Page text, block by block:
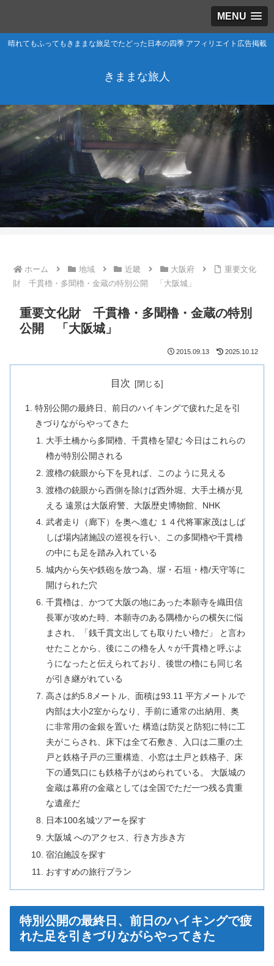
MENU
晴れてもふってもきままな旅足でたどった日本の四季 アフィリエイト広告掲載
きままな旅人
ホーム 地域 近畿 大阪府
重要文化
財 千貫櫓・多聞櫓・金蔵の特別公開 「大阪城」
重要文化財 千貫櫓・多聞櫓・金蔵の特別
公開 「大阪城」
2015.09.13 2025.10.12
目次
特別公開の最終日、前日のハイキングで疲れた足を引
きづりながらやってきた
大手土橋から多聞櫓、千貫櫓を望む 今日はこれらの
櫓が特別公開される
渡櫓の銃眼から下を見れば、このように見える
渡櫓の銃眼から西側を除けば西外堀、大手土橋が見
える 遠景は大阪府警、大阪歴史博物館、NHK
武者走り（廊下）を奥へ進む １４代将軍家茂はしば
しば場内諸施設の巡視を行い、この多聞櫓や千貫櫓
の中にも足を踏み入れている
城内から矢や鉄砲を放つ為、塀・石垣・櫓/天守等に
開けられた穴
千貫櫓は、かつて大阪の地にあった本願寺を織田信
長軍が攻めた時、本願寺のある隅櫓からの横矢に悩
まされ、「銭千貫文出しても取りたい櫓だ」 と言わ
せたことから、後にこの櫓を人々が千貫櫓と呼ぶよ
うになったと伝えられており、後世の櫓にも同じ名
が引き継がれている
高さは約5.8メートル、面積は93.11 平方メートルで
内部は大小2室からなり、手前に通常の出納用、奥
に非常用の金銀を置いた 構造は防災と防犯に特に工
夫がこらされ、床下は全て石敷き、入口は二重の土
戸と鉄格子戸の三重構造、小窓は土戸と鉄格子、床
下の通気口にも鉄格子がはめられている。 大阪城の
金蔵は幕府の金蔵としては全国でただ一つ残る貴重
な遺産だ
日本100名城ツアーを探す
大阪城 へのアクセス、行き方歩き方
宿泊施設を探す
おすすめの旅行プラン
特別公開の最終日、前日のハイキングで疲
れた足を引きづりながらやってきた